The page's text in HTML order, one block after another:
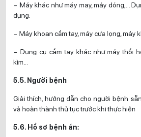
– Máy khác như máy may, máy dóng,…
dụng:
– Máy khoan cầm tay, máy cưa lọng, máy
– Dụng cụ cầm tay khác như máy thổi
kìm…
5.5. Người bệnh
Giải thích, hướng dẫn cho người bệnh
và hoàn thành thủ tục trước khi thực hiện
5.6. Hồ sơ bệnh án: